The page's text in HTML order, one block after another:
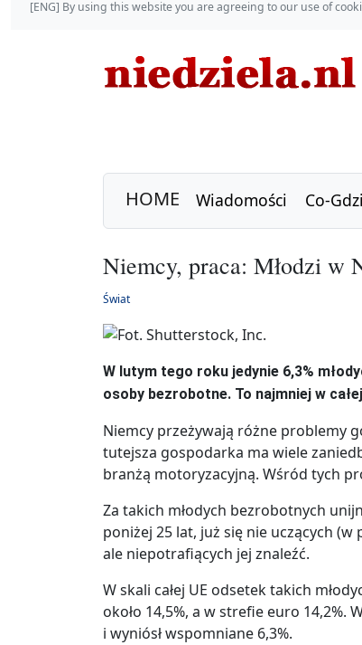
[ENG] By using this website you are agreeing to our use of
HOME Wiadomości Co-
Niemcy, praca: Młodzi w
Świat
W lutym tego roku jedynie 6,3%
osoby bezrobotne. To najmniej w
Niemcy przeżywają różne problemy
tutejsza gospodarka ma wiele
branżą motoryzacyjną. Wśród tych
Za takich młodych bezrobotnych
poniżej 25 lat, już się nie uczących
ale niepotrafiących jej znaleźć.
W skali całej UE odsetek takich
około 14,5%, a w strefie euro 14,2%.
i wyniósł wspomniane 6,3%.